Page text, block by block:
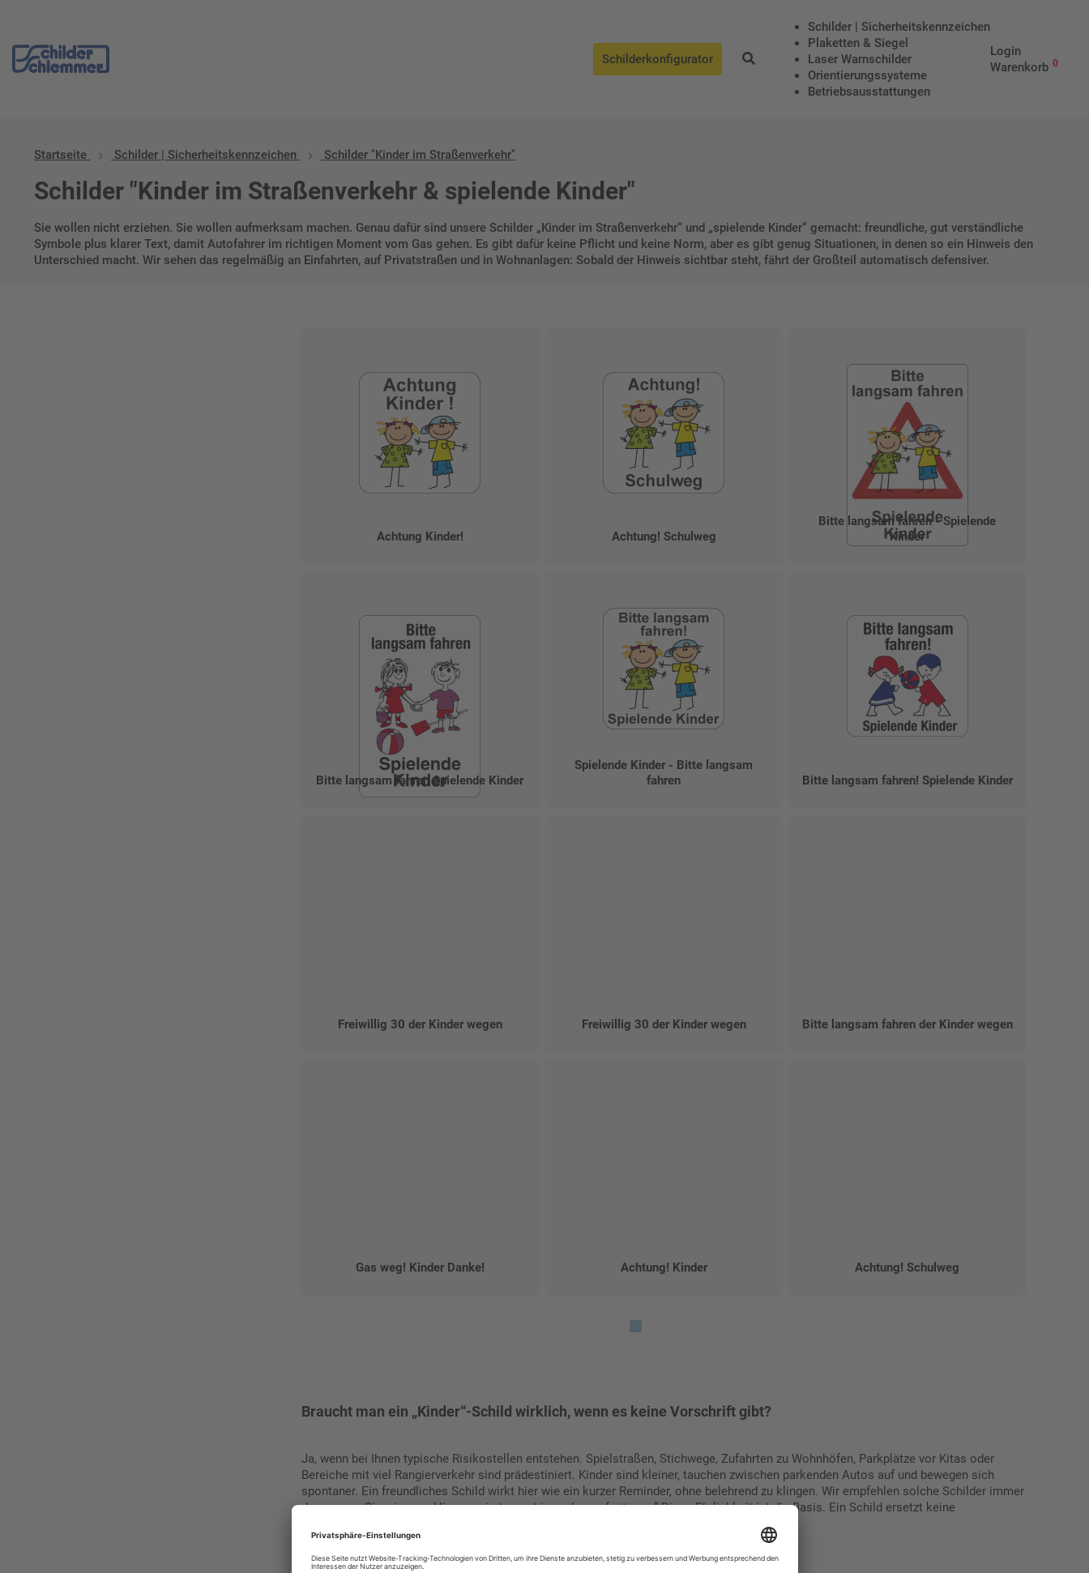
Schilderkonfigurator
Schilder | Sicherheitskennzeichen
Plaketten & Siegel
Laser Warnschilder
Orientierungssysteme
Betriebs­aus­stattungen
Login
Warenkorb 0
Startseite Schilder | Sicherheitskennzeichen Schilder "Kinder im Straßenverkehr"
Schilder "Kinder im Straßenverkehr & spielende Kinder"
Sie wollen nicht erziehen. Sie wollen aufmerksam machen. Genau dafür sind unsere Schilder „Kinder im Straßenverkehr“ und „spielende Kinder“ gemacht: freundliche, gut verständliche
Symbole plus klarer Text, damit Autofahrer im richtigen Moment vom Gas gehen. Es gibt dafür keine Pflicht und keine Norm, aber es gibt genug Situationen, in denen so ein Hinweis den
Unterschied macht. Wir sehen das regelmäßig an Einfahrten, auf Privatstraßen und in Wohnanlagen: Sobald der Hinweis sichtbar steht, fährt der Großteil automatisch defensiver.
Achtung Kinder! Achtung! Schulweg
Bitte langsam fahren - Spielende
Kinder
Bitte langsam fahren Spielende Kinder
Spielende Kinder - Bitte langsam
fahren
Bitte langsam fahren! Spielende Kinder
Freiwillig 30 der Kinder wegen Freiwillig 30 der Kinder wegen Bitte langsam fahren der Kinder wegen
Gas weg! Kinder Danke! Achtung! Kinder Achtung! Schulweg
Braucht man ein „Kinder“-Schild wirklich, wenn es keine Vorschrift gibt?
Ja, wenn bei Ihnen typische Risikostellen entstehen. Spielstraßen, Stichwege, Zufahrten zu Wohnhöfen, Parkplätze vor Kitas oder
Bereiche mit viel Rangierverkehr sind prädestiniert. Kinder sind kleiner, tauchen zwischen parkenden Autos auf und bewegen sich
spontaner. Ein freundliches Schild wirkt hier wie ein kurzer Reminder, ohne belehrend zu klingen. Wir empfehlen solche Schilder immer
dann, wenn Sie wissen: „Hier passiert sonst irgendwann fast was.“ Diese Ehrlichkeit ist die Basis. Ein Schild ersetzt keine
Aufmerksamkeit. Es sorgt aber dafür, dass Aufmerksamkeit überhaupt erst wieder da ist.
Pfosten- oder Zaun-Montage, was empfehlen Sie?